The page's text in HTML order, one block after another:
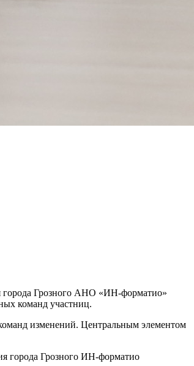
города Грозного АНО «ИН-форматио»
команд участниц.
изменений. Центральным элементом
города Грозного ИН-форматио